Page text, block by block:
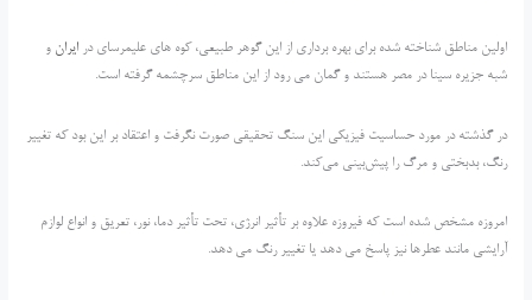
اولین مناطق شناخته شده برای بهره برداری از این گوهر طبیعی، کوه های علیمرسای درایران و
شبه جزیره سینا در مصر هستند و گمان می رود از این مناطق سرچشمه گرفته است.
در گذشته در مورد حساسیت فیزیکی این سنگ تحقیقی صورت نگرفت و اعتقاد بر این بود که تغییر
رنگ، بدبختی و مرگ را پیش‌بینی می‌کند.
امروزه مشخص شده است که فیروزه علاوه بر تأثیر انرژی، تحت تأثیر دما، نور، تعریق و انواع لوازم
آرایشی مانند عطرها نیز پاسخ می دهد یا تغییر رنگ می دهد.